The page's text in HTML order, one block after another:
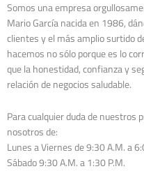
Somos una empresa
Mario García nacida en 1986,
clientes y el más amplio surtido
hacemos no sólo porque es lo
que la honestidad, confianza y
relación de negocios saludable.
Para cualquier duda de nuestros
nosotros de:
Lunes a Viernes de 9:30 A.M. a
Sábado 9:30 A.M. a 1:30 P.M.